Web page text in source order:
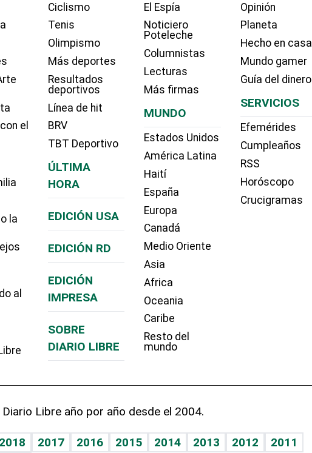
el
la
al
Ciclismo
Tenis
Olimpismo
Más deportes
Resultados
deportivos
Línea de hit
BRV
TBT Deportivo
ÚLTIMA
HORA
EDICIÓN USA
EDICIÓN RD
EDICIÓN
IMPRESA
SOBRE
DIARIO LIBRE
El Espía
Noticiero
Poteleche
Columnistas
Lecturas
Más firmas
MUNDO
Estados Unidos
América Latina
Haití
España
Europa
Canadá
Medio Oriente
Asia
Africa
Oceania
Caribe
Resto del
mundo
Opinión
Planeta
Hecho en casa
Mundo gamer
Guía del dinero
SERVICIOS
Efemérides
Cumpleaños
RSS
Horóscopo
Crucigramas
Libre año por año desde el 2004.
2018 2017 2016 2015 2014 2013 2012 2011